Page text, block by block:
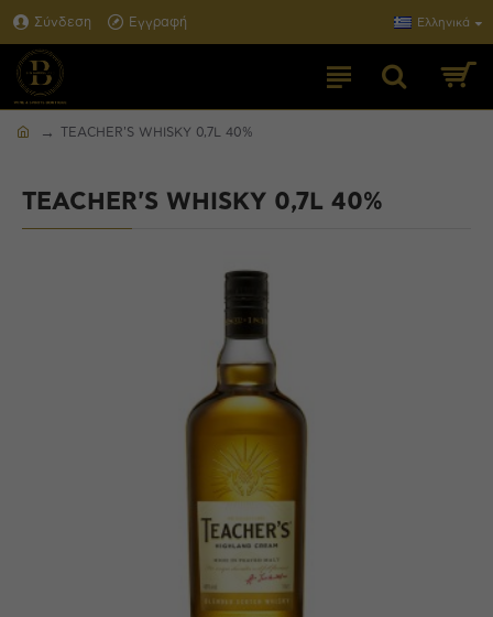
Σύνδεση Εγγραφή Ελληνικά
TEACHER'S WHISKY 0,7L 40%
TEACHER'S WHISKY 0,7L 40%